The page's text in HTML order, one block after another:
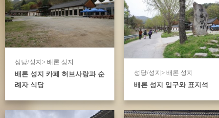
성당/성지> 배론 성지
배론 성지 카페 허브사랑과 순
례자 식당
성당/성지> 배론 성지
배론 성지 입구와 표지석